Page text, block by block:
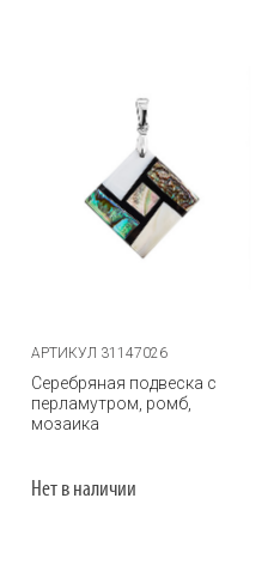
АРТИКУЛ 31147026
Серебряная подвеска с
перламутром, ромб,
мозаика
Нет в наличии